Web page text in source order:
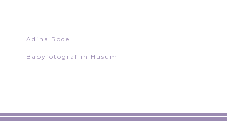
Adina Rode
Babyfotograf in Husum